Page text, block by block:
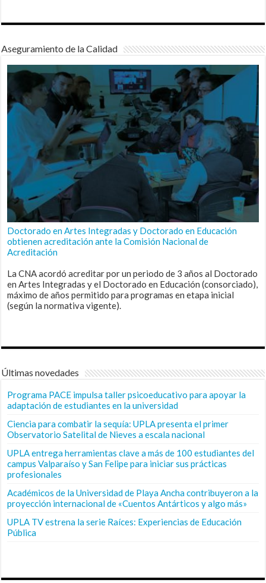
Aseguramiento de la Calidad
Doctorado en Artes Integradas y Doctorado en Educación
obtienen acreditación ante la Comisión Nacional de
Acreditación
La CNA acordó acreditar por un periodo de 3 años al Doctorado
en Artes Integradas y el Doctorado en Educación (consorciado),
máximo de años permitido para programas en etapa inicial
(según la normativa vigente).
Últimas novedades
Programa PACE impulsa taller psicoeducativo para apoyar la
adaptación de estudiantes en la universidad
Ciencia para combatir la sequía: UPLA presenta el primer
Observatorio Satelital de Nieves a escala nacional
UPLA entrega herramientas clave a más de 100 estudiantes del
campus Valparaíso y San Felipe para iniciar sus prácticas
profesionales
Académicos de la Universidad de Playa Ancha contribuyeron a la
proyección internacional de «Cuentos Antárticos y algo más»
UPLA TV estrena la serie Raíces: Experiencias de Educación
Pública